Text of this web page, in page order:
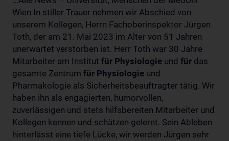
Wien In stiller Trauer nehmen wir Abschied von
unserem Kollegen, Herrn Fachoberinspektor Jürgen
Toth, der am 21. Mai 2023 im Alter von 51 Jahren
unerwartet verstorben ist. Herr Toth war 30 Jahre
Mitarbeiter am Institut für Physiologie und für das
gesamte Zentrum für Physiologie und
Pharmakologie als Sicherheitsbeauftragter tätig. Wir
haben ihn als engagierten, humorvollen,
zuverlässigen und stets hilfsbereiten Mitarbeiter und
Kollegen kennen und schätzen gelernt. Sein Ableben
hinterlässt eine tiefe Lücke, wir werden Jürgen sehr